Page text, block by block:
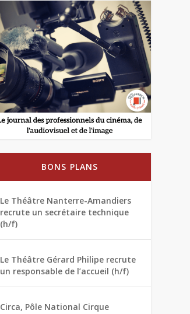
BONS PLANS
Le Théâtre Nanterre-Amandiers
recrute un secrétaire technique
(h/f)
Le Théâtre Gérard Philipe recrute
un responsable de l’accueil (h/f)
Circa, Pôle National Cirque